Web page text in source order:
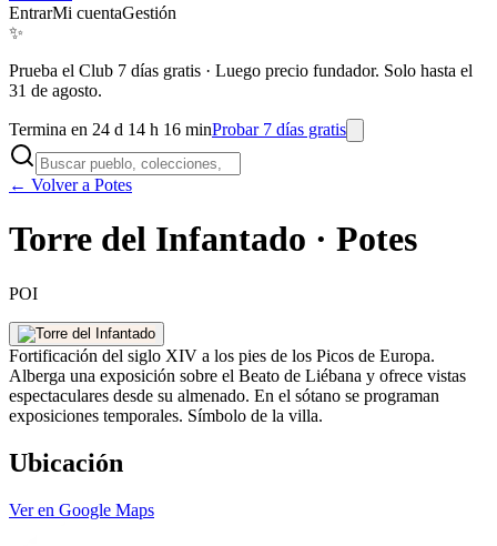
EntrarMi cuentaGestión
✨
Prueba el Club 7 días gratis · Luego precio fundador. Solo hasta el
31 de agosto.
Termina en 24 d 14 h 16 minProbar 7 días gratis
← Volver a Potes
Torre del Infantado · Potes
POI
Fortificación del siglo XIV a los pies de los Picos de Europa.
Alberga una exposición sobre el Beato de Liébana y ofrece vistas
espectaculares desde su almenado. En el sótano se programan
exposiciones temporales. Símbolo de la villa.
Ubicación
Ver en Google Maps